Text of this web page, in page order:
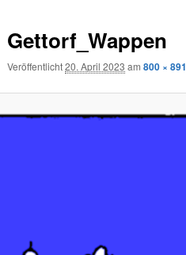
Gettorf_Wappen
Veröffentlicht20. April 2023 am800 × 891